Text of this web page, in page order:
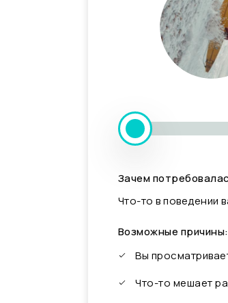
Зачем
Что-то в поведении
Возможные причины:
Вы
Что-то мешает